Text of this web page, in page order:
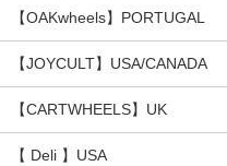
【OAKwheels】PORTUGAL
【JOYCULT】USA/CANADA
【CARTWHEELS】UK
【 Deli 】USA